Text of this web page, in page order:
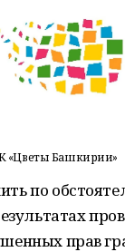
«Цветы Башкирии»
по
прав